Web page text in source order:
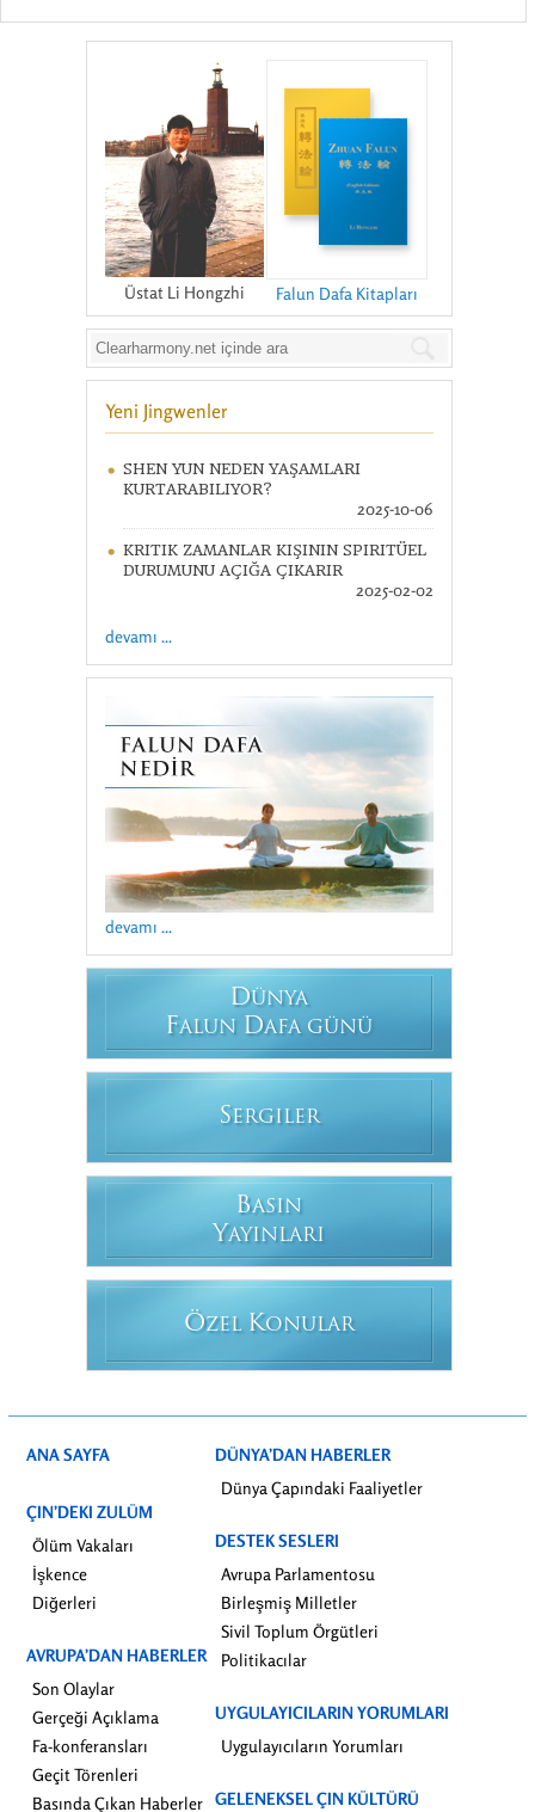
Üstat Li Hongzhi Falun Dafa Kitapları
Yeni Jingwenler
SHEN YUN NEDEN YAŞAMLARI
KURTARABILIYOR?
2025-10-06
KRITIK ZAMANLAR KIŞININ SPIRITÜEL
DURUMUNU AÇIĞA ÇIKARIR
2025-02-02
devamı ...
devamı ...
DÜNYA
FALUN DAFA GÜNÜ
SERGILER
BASIN
YAYINLARI
ÖZEL KONULAR
ANA SAYFA
ÇIN’DEKI ZULÜM
Ölüm Vakaları
İşkence
Diğerleri
AVRUPA’DAN HABERLER
Son Olaylar
Gerçeği Açıklama
Fa-konferansları
Geçit Törenleri
Basında Çıkan Haberler
DÜNYA’DAN HABERLER
Dünya Çapındaki Faaliyetler
DESTEK SESLERI
Avrupa Parlamentosu
Birleşmiş Milletler
Sivil Toplum Örgütleri
Politikacılar
UYGULAYICILARIN YORUMLARI
Uygulayıcıların Yorumları
GELENEKSEL ÇIN KÜLTÜRÜ